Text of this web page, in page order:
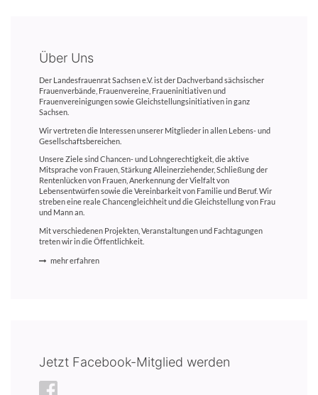
Über Uns
Der Landesfrauenrat Sachsen e.V. ist der Dachverband sächsischer
Frauenverbände, Frauenvereine, Fraueninitiativen und
Frauenvereinigungen sowie Gleichstellungsinitiativen in ganz
Sachsen.
Wir vertreten die Interessen unserer Mitglieder in allen Lebens- und
Gesellschaftsbereichen.
Unsere Ziele sind Chancen- und Lohngerechtigkeit, die aktive
Mitsprache von Frauen, Stärkung Alleinerziehender, Schließung der
Rentenlücken von Frauen, Anerkennung der Vielfalt von
Lebensentwürfen sowie die Vereinbarkeit von Familie und Beruf. Wir
streben eine reale Chancengleichheit und die Gleichstellung von Frau
und Mann an.
Mit verschiedenen Projekten, Veranstaltungen und Fachtagungen
treten wir in die Öffentlichkeit.
mehr erfahren
Jetzt Facebook-Mitglied werden